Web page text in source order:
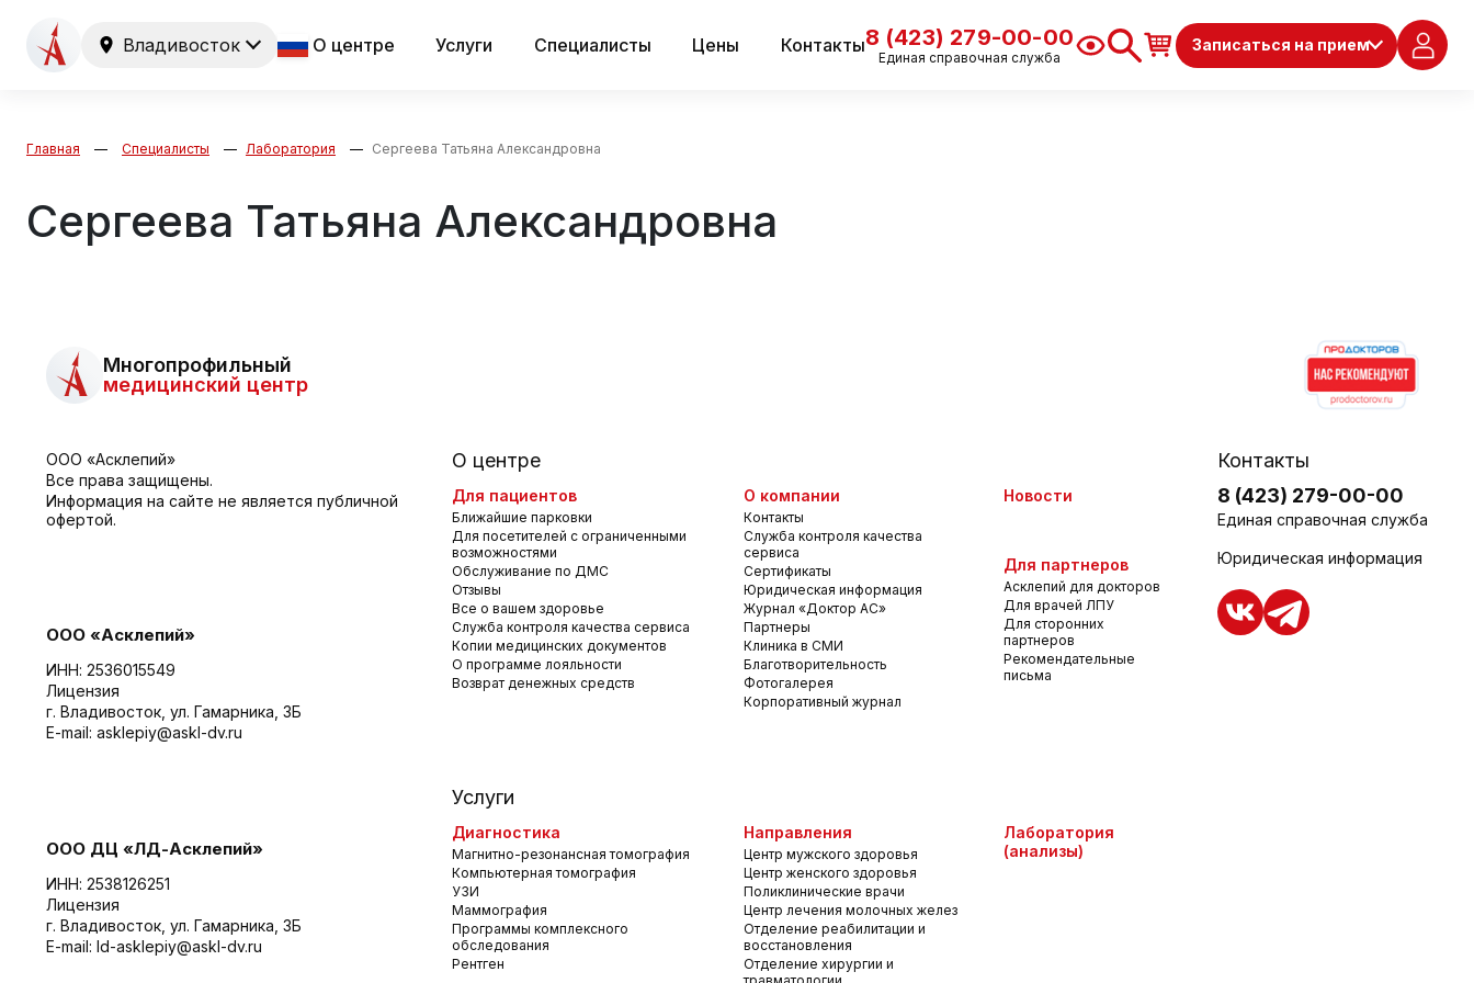
Владивосток О центре Услуги Специалисты Цены Контакты8 (423) 279-00-00
Единая справочная служба
Записаться на прием
Главная Специалисты Лаборатория Сергеева Татьяна Александровна
Сергеева Татьяна Александровна
Многопрофильный
медицинский центр
ООО «Асклепий»
Все права защищены.
Информация на сайте не является публичной
офертой.
ООО «Асклепий»
ИНН: 2536015549
Лицензия
г. Владивосток, ул. Гамарника, 3Б
E-mail: asklepiy@askl-dv.ru
ООО ДЦ «ЛД-Асклепий»
ИНН: 2538126251
Лицензия
г. Владивосток, ул. Гамарника, 3Б
E-mail: ld-asklepiy@askl-dv.ru
О центре
Для пациентов
Ближайшие парковки
Для посетителей с ограниченными
возможностями
Обслуживание по ДМС
Отзывы
Все о вашем здоровье
Служба контроля качества сервиса
Копии медицинских документов
О программе лояльности
Возврат денежных средств
О компании
Контакты
Служба контроля качества
сервиса
Сертификаты
Юридическая информация
Журнал «Доктор АС»
Партнеры
Клиника в СМИ
Благотворительность
Фотогалерея
Корпоративный журнал
Новости
Для партнеров
Асклепий для докторов
Для врачей ЛПУ
Для сторонних
партнеров
Рекомендательные
письма
Услуги
Диагностика
Магнитно-резонансная томография
Компьютерная томография
УЗИ
Маммография
Программы комплексного
обследования
Рентген
Направления
Центр мужского здоровья
Центр женского здоровья
Поликлинические врачи
Центр лечения молочных желез
Отделение реабилитации и
восстановления
Отделение хирургии и
Лаборатория
(анализы)
Контакты
8 (423) 279-00-00
Единая справочная служба
Юридическая информация